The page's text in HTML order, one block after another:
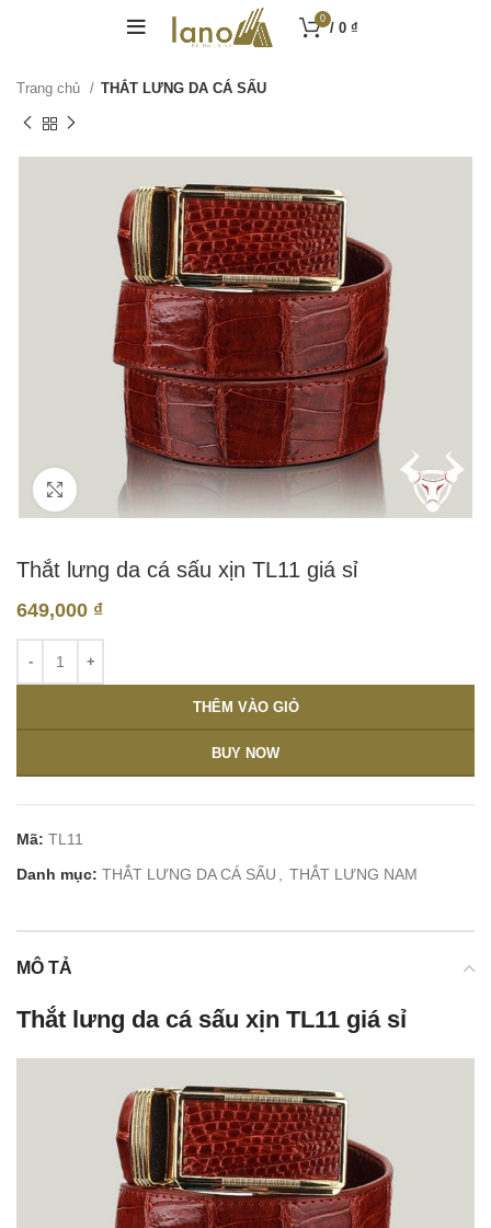
0
/ 0 ₫
Trang chủ THẮT LƯNG DA CÁ SẤU
Click to enlarge
Thắt lưng da cá sấu xịn TL11 giá sỉ
649,000 ₫
THÊM VÀO GIỎ
BUY NOW
Mã: TL11
Danh mục: THẮT LƯNG DA CÁ SẤU THẮT LƯNG NAM
MÔ TẢ
Thắt lưng da cá sấu xịn TL11 giá sỉ